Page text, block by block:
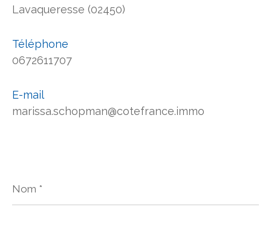
Lavaqueresse (02450)
Téléphone
0672611707
E-mail
marissa.schopman@cotefrance.immo
*